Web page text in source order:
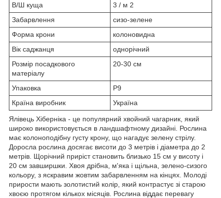
В/Ш куща
3 / м 2
Забарвлення
сизо-зелене
Форма крони
колоновидна
Вік саджанця
однорічний
Розмір посадкового
матеріалу
20-30 см
Упаковка
P9
Країна виробник
Україна
Ялівець Хіберніка - це популярний хвойний чагарник, який
широко використовується в ландшафтному дизайні. Рослина
має колоноподібну густу крону, що нагадує зелену стрілу.
Доросла рослина досягає висоти до 3 метрів і діаметра до 2
метрів. Щорічний приріст становить близько 15 см у висоту і
20 см завширшки. Хвоя дрібна, м'яка і щільна, зелено-сизого
кольору, з яскравим жовтим забарвленням на кінцях. Молоді
прирости мають золотистий колір, який контрастує зі старою
хвоєю протягом кількох місяців. Рослина віддає перевагу